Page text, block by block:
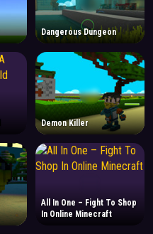
Dangerous Dungeon
Demon Killer
All In One – Fight To Shop
In Online Minecraft